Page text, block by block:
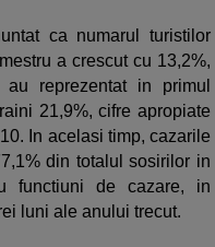
ca numarul turistilor
a crescut cu 13,2%,
reprezentat in primul
21,9%, cifre apropiate
In acelasi timp, cazarile
din totalul sosirilor in
functiuni de cazare, in
luni ale anului trecut.